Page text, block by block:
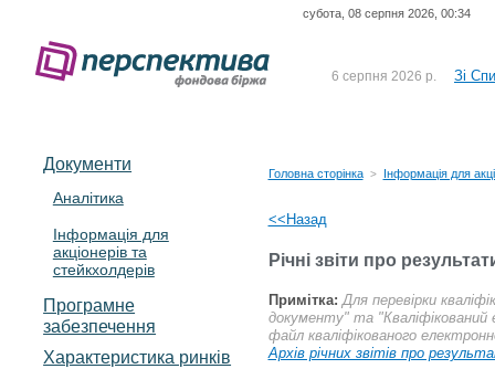
субота, 08 серпня 2026, 00:34
6 серпня 2026 р. Зі
UA4000232607)
відсоткова електронна
Документи
Аналітика
Інформація для
акціонерів та
стейкхолдерів
Програмне
забезпечення
Характеристика pинків
Головна сторінка > Інформація для
<<Назад
Річні звіти про
Примітка: Для перевірки
документу" та "Кваліфікований
файл кваліфікованого
Архів річних звітів про